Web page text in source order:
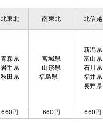
北東北 南東北 北信越
青森県
岩手県
秋田県
宮城県
山形県
福島県
新潟県
富山県
石川県
福井県
長野県
660円 660円 660円